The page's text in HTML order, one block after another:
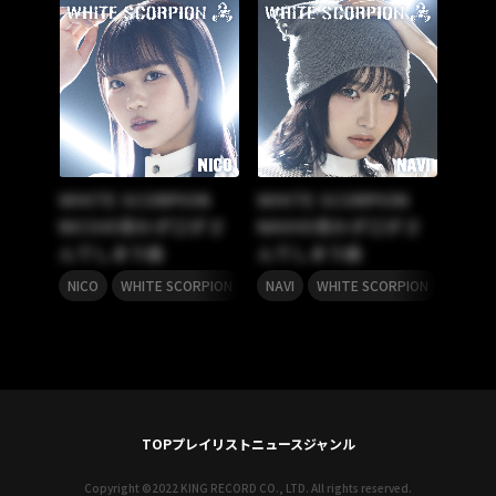
WHITE SCORPION
NICOの思わず口ずさ
んでしまう曲
NICO WHITE SCORPION
WHITE SCORPION
NAVIの思わず口ずさ
んでしまう曲
NAVI WHITE SCORPION
TOPプレイリストニュースジャンル
Copyright ©2022 KING RECORD CO., LTD. All rights reserved.